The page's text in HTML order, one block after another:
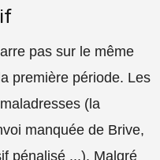
pas sur le même
première période. Les
(la
manquée de Brive,
pénalisé ...). Malgré